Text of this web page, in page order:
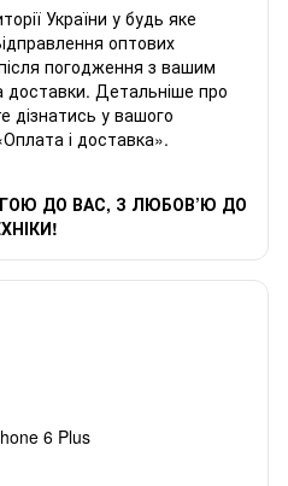
України у будь яке
оптових
погодження з вашим
Детальніше про
дізнатись у вашого
і доставка».
ДО ВАС, З ЛЮБОВ’Ю ДО
6 Plus